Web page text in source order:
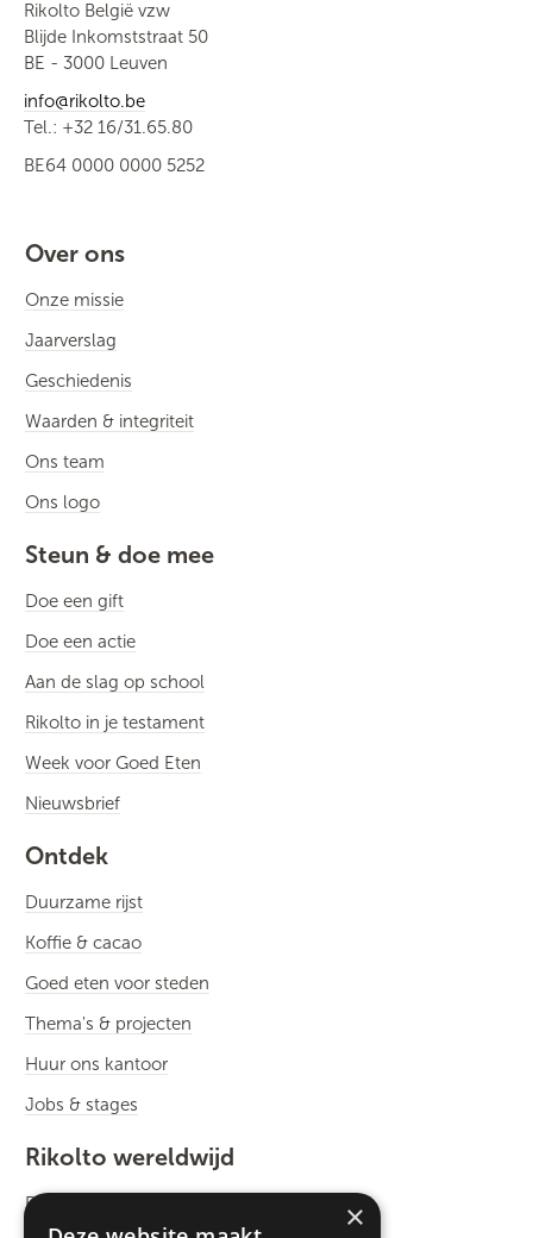
Rikolto België vzw
Blijde Inkomststraat 50
BE - 3000 Leuven
info@rikolto.be
Tel.: +32 16/31.65.80
BE64 0000 0000 5252
Over ons
Onze missie
Jaarverslag
Geschiedenis
Waarden & integriteit
Ons team
Ons logo
Steun & doe mee
Doe een gift
Doe een actie
Aan de slag op school
Rikolto in je testament
Week voor Goed Eten
Nieuwsbrief
Ontdek
Duurzame rijst
Koffie & cacao
Goed eten voor steden
Thema's & projecten
Huur ons kantoor
Jobs & stages
Rikolto wereldwijd
Rikolto International ×